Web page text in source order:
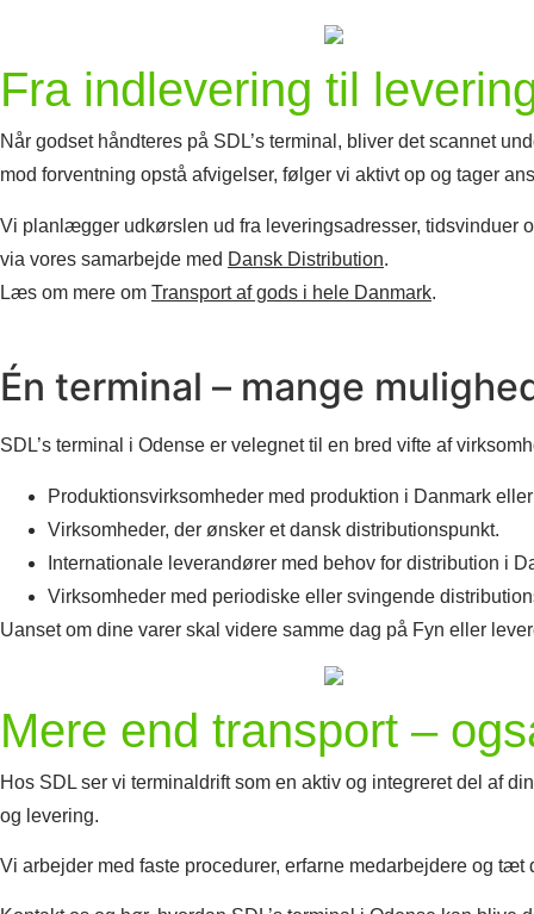
Fra indlevering til
Når godset håndteres på SDL’s terminal, bliver det scannet
mod forventning opstå afvigelser, følger vi aktivt op og tager
Vi planlægger udkørslen ud fra leveringsadresser, tidsvinduer
via vores samarbejde med Dansk Distribution.
Læs om mere om Transport af gods i hele Danmark.
Én terminal – mange
SDL’s terminal i Odense er velegnet til en bred vifte af
Produktionsvirksomheder med produktion i Danmark
Virksomheder, der ønsker et dansk distributionspunkt.
Internationale leverandører med behov for distribution i
Virksomheder med periodiske eller svingende
Uanset om dine varer skal videre samme dag på Fyn eller
Mere end transport –
Hos SDL ser vi terminaldrift som en aktiv og integreret del af
og levering.
Vi arbejder med faste procedurer, erfarne medarbejdere og